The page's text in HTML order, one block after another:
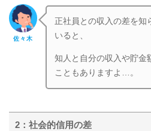
佐々木
正社員との収入の差を知
いると、
知人と自分の収入や貯金
こともありますよ…。
2：社会的信用の差